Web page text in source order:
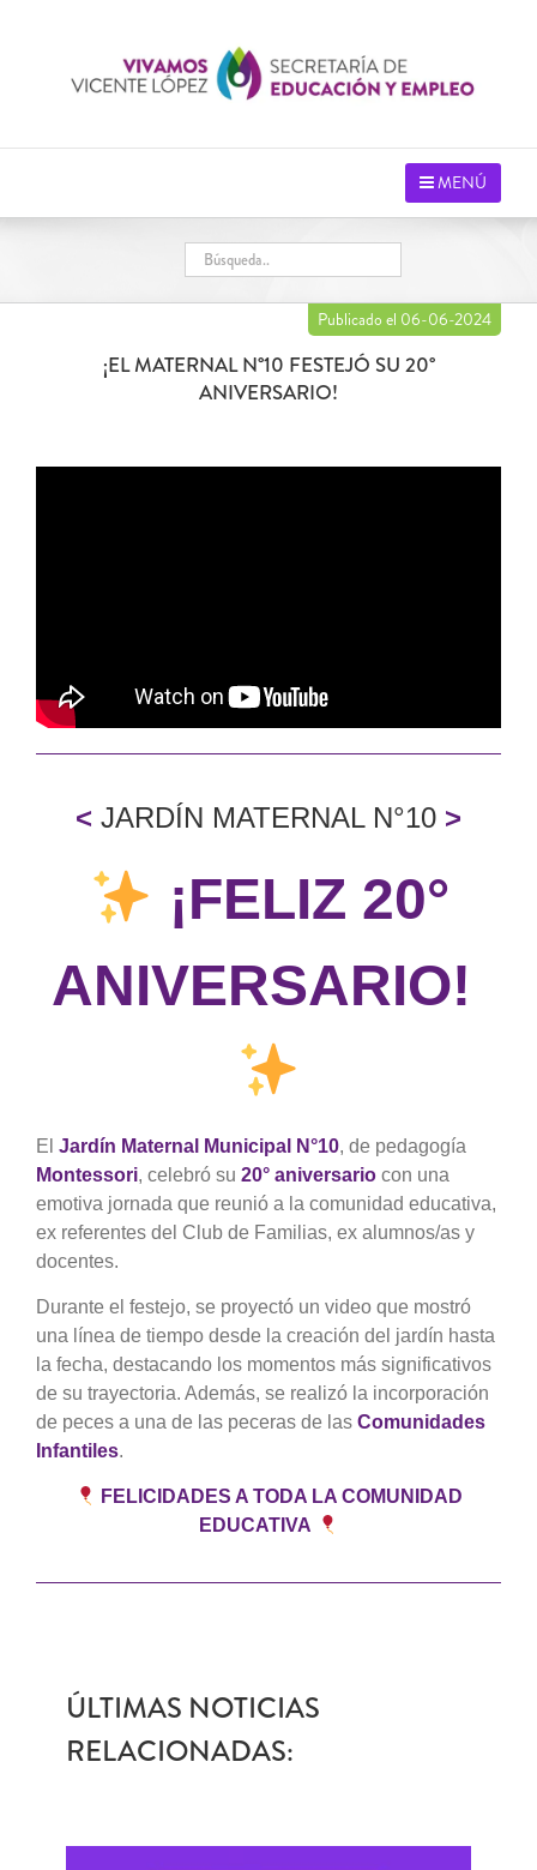
MENÚ
Publicado el 06-06-2024
¡EL MATERNAL N°10 FESTEJÓ SU 20°
ANIVERSARIO!
< JARDÍN MATERNAL N°10 >
​ ¡FELIZ 20°
ANIVERSARIO! ​
El Jardín Maternal Municipal N°10, de pedagogía
Montessori, celebró su 20° aniversario con una
emotiva jornada que reunió a la comunidad educativa,
ex referentes del Club de Familias, ex alumnos/as y
docentes.
Durante el festejo, se proyectó un video que mostró
una línea de tiempo desde la creación del jardín hasta
la fecha, destacando los momentos más significativos
de su trayectoria. Además, se realizó la incorporación
de peces a una de las peceras de las Comunidades
Infantiles.
FELICIDADES A TODA LA COMUNIDAD
EDUCATIVA
ÚLTIMAS NOTICIAS
RELACIONADAS: